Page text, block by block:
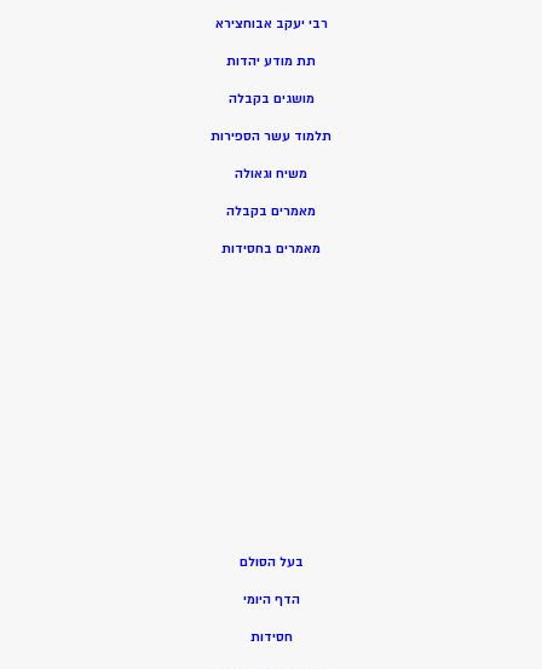
רבי יעקב אבוחצירא
תת מודע יהדות
מושגים בקבלה
תלמוד עשר הספירות
משיח וגאולה
מאמרים בקבלה
מאמרים בחסידות
בעל הסולם
הדף היומי
חסידות